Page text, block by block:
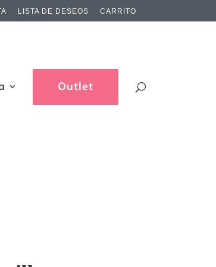
LISTA DE DESEOS CARRITO
Outlet